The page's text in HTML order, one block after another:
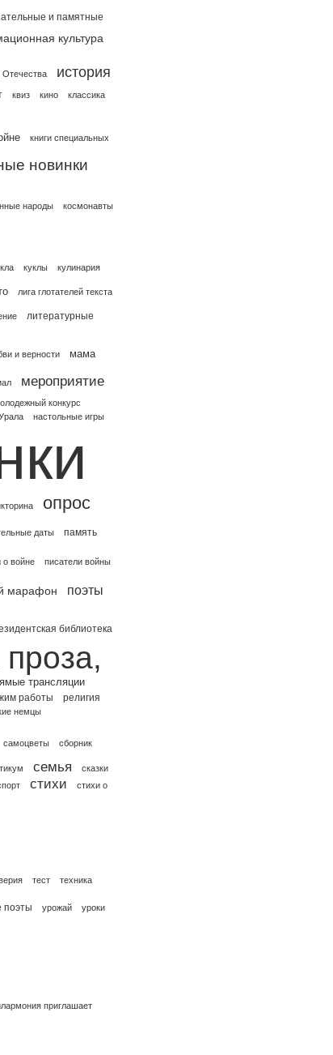
и памятные
культура
Отечества
история
квиз кино классика
книги специальных
новинки
народы космонавты
куклы кулинария
лига глотателей текста
литературные
и верности мама
мероприятие
конкурс
настольные игры
опрос
даты память
о войне писатели войны
марафон поэты
библиотека
проза,
трансляции
работы религия
немцы
самоцветы сборник
семья
сказки
стихи стихи о
тест техника
поэты урожай
уроки
приглашает